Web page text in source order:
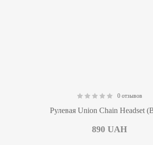
0 отзывов
Рулевая Union Chain Headset
890 UAH